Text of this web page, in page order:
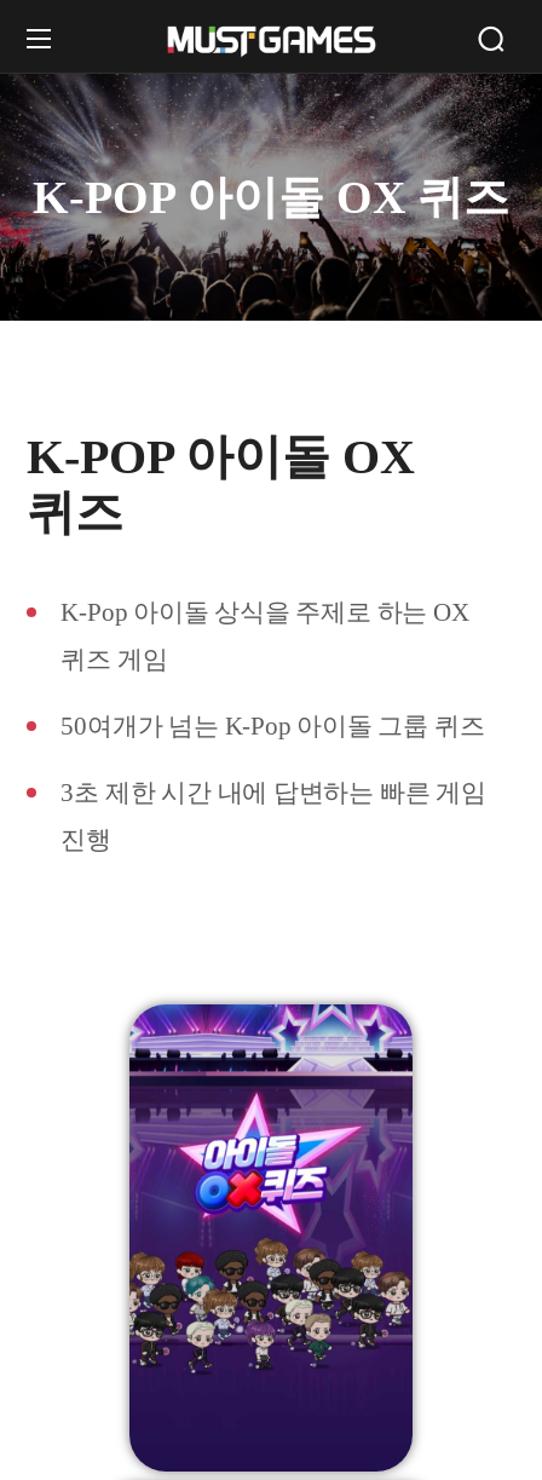
K-POP 아이돌 OX 퀴즈
K-POP 아이돌 OX
퀴즈
K-Pop 아이돌 상식을 주제로 하는 OX
퀴즈 게임
50여개가 넘는 K-Pop 아이돌 그룹 퀴즈
3초 제한 시간 내에 답변하는 빠른 게임
진행